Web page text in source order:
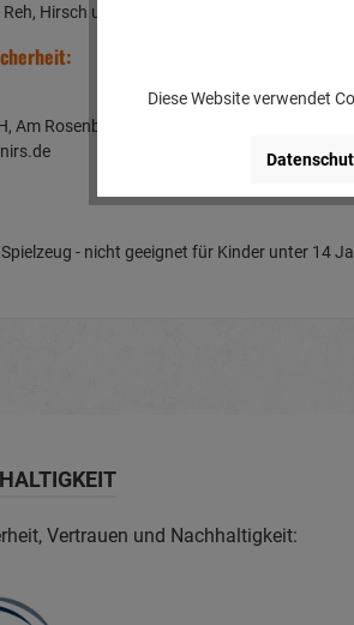
Hirsch und Edelweiß
Am Rosenbühl 2, 91466 Gerhardshofen/
- nicht geeignet für Kinder unter 14
Vertrauen und Nachhaltigkeit:
Diese Website verwendet